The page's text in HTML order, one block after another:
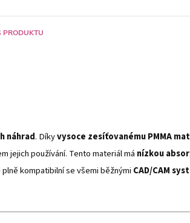
PRODUKTU
náhrad. Díkyvysoce zesíťovanému PMMA
jejich používání. Tento materiál má nízkou
kompatibilní se všemi běžnými CAD/CAM